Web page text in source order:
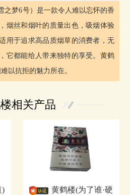
之梦6号）是一款令人难以忘怀的香
烟丝和烟叶的质量出色，吸烟体验
用于追求高品质烟草的消费者，无
它都能给人带来独特的享受。黄鹤
以抗拒的魅力所在。
相关产品
)
黄鹤楼(为了谁·硬